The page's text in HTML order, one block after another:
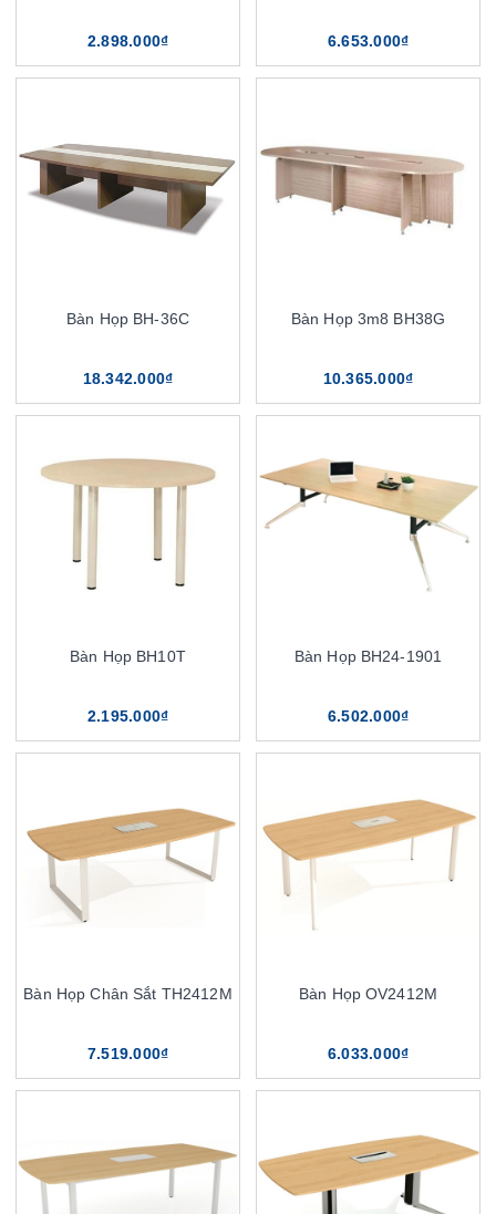
2.898.000₫ 6.653.000₫
Bàn Họp BH-36C
18.342.000₫
Bàn Họp 3m8 BH38G
10.365.000₫
Bàn Họp BH10T
2.195.000₫
Bàn Họp BH24-1901
6.502.000₫
Bàn Họp Chân Sắt TH2412M
7.519.000₫
Bàn Họp OV2412M
6.033.000₫